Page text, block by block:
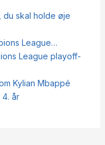
du skal holde øje
League…
League playoff-
Kylian Mbappé
4. år